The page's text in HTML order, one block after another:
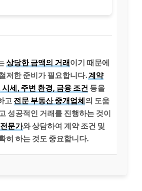
상당한 금액의 거래이기 때문에
저한 준비가 필요합니다.계약
세, 주변 환경, 금융 조건 등을
고 전문 부동산 중개업체의 도움
성공적인 거래를 진행하는 것이
문가와 상담하여 계약 조건 및
히 하는 것도 중요합니다.